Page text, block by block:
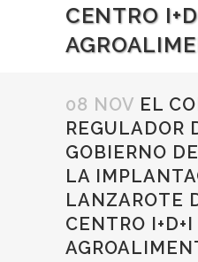
CENTRO
08 NOV EL
REGULADOR
GOBIERNO
LA
LANZAROTE
CENTRO I+D+I